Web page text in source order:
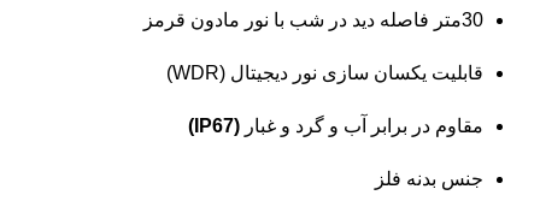
30متر فاصله دید در شب با نور مادون قرمز
قابلیت یکسان سازی نور دیجیتال (WDR)
مقاوم در برابر آب و گرد و غبار (IP67)
جنس بدنه فلز